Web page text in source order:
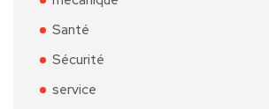
Santé
Sécurité
service